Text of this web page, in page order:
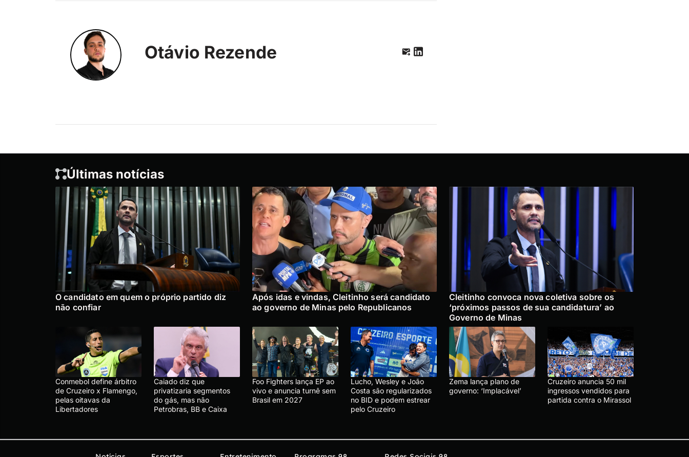
Otávio Rezende
Últimas notícias
O candidato em quem o próprio partido diz
não confiar
Após idas e vindas, Cleitinho será candidato
ao governo de Minas pelo Republicanos
Cleitinho convoca nova coletiva sobre os
‘próximos passos de sua candidatura’ ao
Governo de Minas
Conmebol define árbitro
de Cruzeiro x Flamengo,
pelas oitavas da
Libertadores
Caiado diz que
privatizaria segmentos
do gás, mas não
Petrobras, BB e Caixa
Foo Fighters lança EP ao
vivo e anuncia turnê sem
Brasil em 2027
Lucho, Wesley e João
Costa são regularizados
no BID e podem estrear
pelo Cruzeiro
Zema lança plano de
governo: ‘Implacável’
Cruzeiro anuncia 50 mil
ingressos vendidos para
partida contra o Mirassol